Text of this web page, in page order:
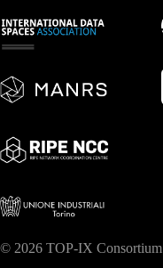
© 2026 TOP-IX Consortium